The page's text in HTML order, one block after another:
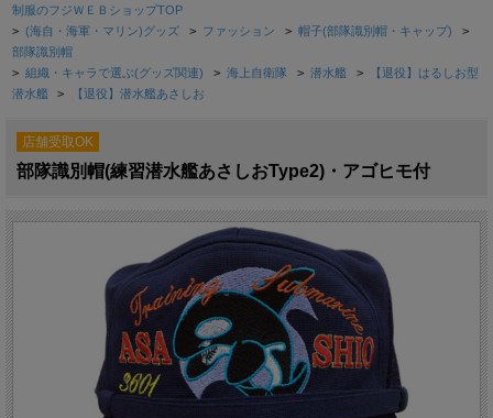
制服のフジＷＥＢショップTOP
> (海自・海軍・マリン)グッズ > ファッション > 帽子(部隊識別帽・キャップ) >
部隊識別帽
> 組織・キャラで選ぶ(グッズ関連) > 海上自衛隊 > 潜水艦 >
【退役】はるしお型
潜水艦
> 【退役】潜水艦あさしお
店舗受取OK
部隊識別帽(練習潜水艦あさしおType2)・アゴヒモ付